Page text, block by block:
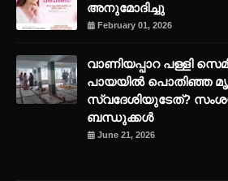
അനുമോദിച്ചു
February 01, 2026
വാണിയപ്പാറ പള്ളി
പായയിൽ പൊതിഞ്ഞ
സ്വദേശിയുടേത്?
ബന്ധുക്കൾ
June 21, 2026